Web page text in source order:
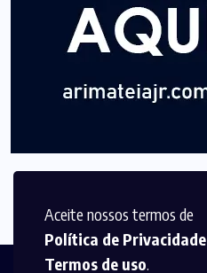
Aceite nossos termos de
Política de Privacidade
Termos de uso.